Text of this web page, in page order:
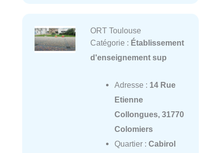
ORT Toulouse
Catégorie : Établissement
d'enseignement sup
Adresse : 14 Rue
Etienne
Collongues, 31770
Colomiers
Quartier : Cabirol